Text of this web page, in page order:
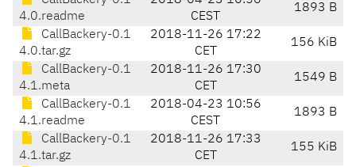
4.0.readme
CEST
1893 B
CallBackery-0.1
4.0.tar.gz
2018-11-26 17:22
CET
156 KiB
CallBackery-0.1
4.1.meta
2018-11-26 17:30
CET
1549 B
CallBackery-0.1
4.1.readme
2018-04-23 10:56
CEST
1893 B
CallBackery-0.1
4.1.tar.gz
2018-11-26 17:33
CET
155 KiB